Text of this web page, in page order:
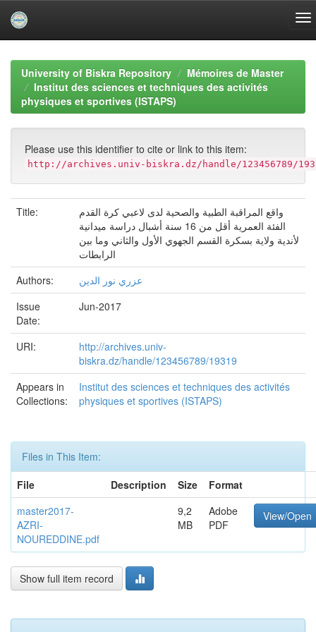
navigationUniversity of Biskra Repository
Mémoires de Master
Institut des sciences et techniques des activités
physiques et sportives (ISTAPS)
Please use this identifier to cite or link to this item:
http://archives.univ-biskra.dz/handle/123456789/
Title:
واقع المراقبة الطبية والصحية لدى لاعبي كرة القدم
الفئة العمرية أقل من 16 سنة أشبال دراسة ميدانية
لأندية ولاية بسكرة القسم الجھوي الأول والثاني وما بين
الرابطات
Authors:
عزري نور الدين
Issue
Date:
Jun-2017
URI:
http://archives.univ-
biskra.dz/handle/123456789/19319
Appears in
Collections:
Institut des sciences et techniques des activités
physiques et sportives (ISTAPS)
Files in This Item:
File
Description Size
Format
master2017-
AZRI-
NOUREDDINE.pdf
9,2
MB
Adobe
PDF
View/Open
Show full item record